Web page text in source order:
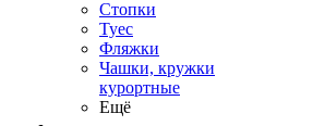
Стопки
Туес
Фляжки
Чашки, кружки
курортные
Ещё